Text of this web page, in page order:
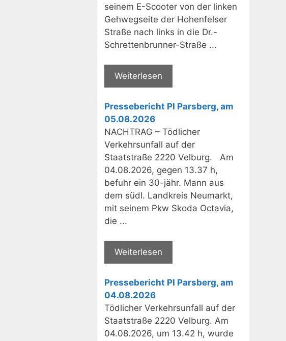
seinem E-Scooter von der linken
Gehwegseite der Hohenfelser
Straße nach links in die Dr.-
Schrettenbrunner-Straße ...
Weiterlesen
Pressebericht PI Parsberg, am
05.08.2026
NACHTRAG – Tödlicher
Verkehrsunfall auf der
Staatstraße 2220 Velburg. Am
04.08.2026, gegen 13.37 h,
befuhr ein 30-jähr. Mann aus
dem südl. Landkreis Neumarkt,
mit seinem Pkw Skoda Octavia,
die ...
Weiterlesen
Pressebericht PI Parsberg, am
04.08.2026
Tödlicher Verkehrsunfall auf der
Staatstraße 2220 Velburg. Am
04.08.2026, um 13.42 h, wurde